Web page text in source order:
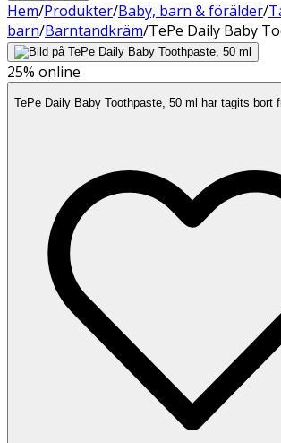
Hem/Produkter/Baby, barn & förälder/
barn/Barntandkräm/TePe Daily Baby
25% online
TePe Daily Baby Toothpaste, 50 ml har tagits bort